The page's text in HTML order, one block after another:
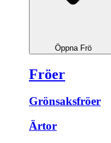
Öppna Frö
Fröer
Grönsaksfröer
Ärtor